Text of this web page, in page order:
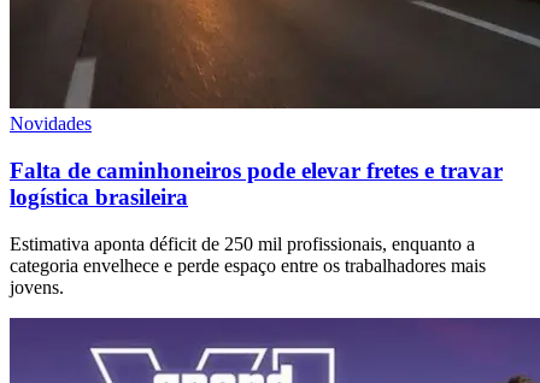
Novidades
Falta de caminhoneiros pode elevar fretes e travar
logística brasileira
Estimativa aponta déficit de 250 mil profissionais, enquanto a
categoria envelhece e perde espaço entre os trabalhadores mais
jovens.